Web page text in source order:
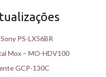
PS-LX56BR
Mox – MO-HDV100
GCP-130C